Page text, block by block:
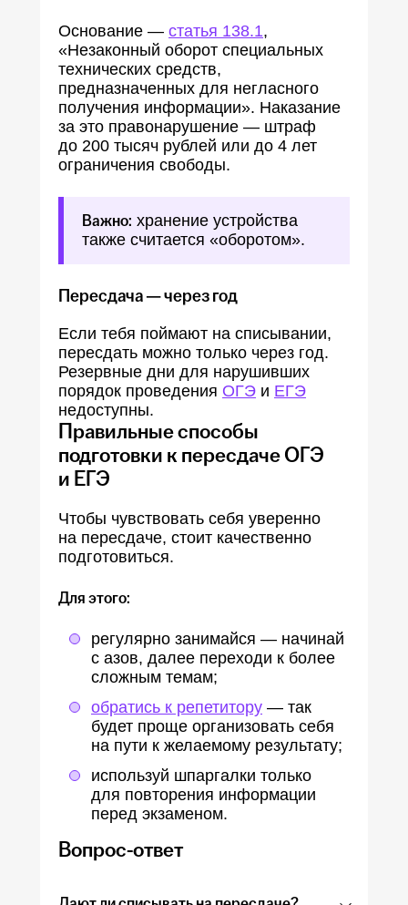
Основание — статья 138.1,
«Незаконный оборот специальных
технических средств,
предназначенных для негласного
получения информации». Наказание
за это правонарушение — штраф
до 200 тысяч рублей или до 4 лет
ограничения свободы.
Важно: хранение устройства
также считается «оборотом».
Пересдача — через год
Если тебя поймают на списывании,
пересдать можно только через год.
Резервные дни для нарушивших
порядок проведения ОГЭ и ЕГЭ
недоступны.
Правильные способы
подготовки к пересдаче ОГЭ
и ЕГЭ
Чтобы чувствовать себя уверенно
на пересдаче, стоит качественно
подготовиться.
Для этого:
регулярно занимайся — начинай
с азов, далее переходи к более
сложным темам;
обратись к репетитору — так
будет проще организовать себя
на пути к желаемому результату;
используй шпаргалки только
для повторения информации
перед экзаменом.
Вопрос-ответ